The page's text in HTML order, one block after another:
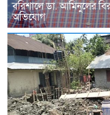
বরিশালে ডা. আমিনুলের
অভিযোগ